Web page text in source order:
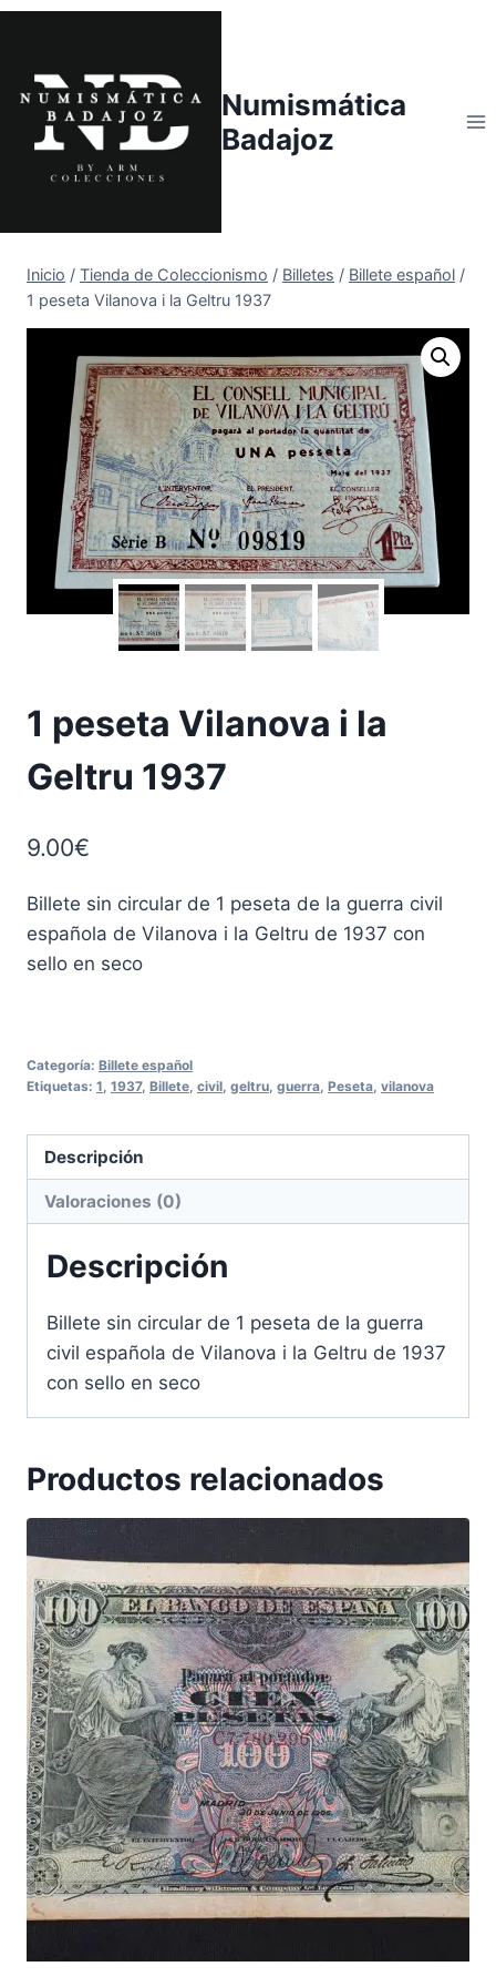
Saltar
contenido
Numismática
Badajoz
Inicio / Tienda de Coleccionismo / Billetes / Billete español /
1 peseta Vilanova i la Geltru 1937
1 peseta Vilanova i la
Geltru 1937
9.00€
Billete sin circular de 1 peseta de la guerra civil
española de Vilanova i la Geltru de 1937 con
sello en seco
Categoría: Billete español
Etiquetas: 1 1937, Billete civil geltru guerra Peseta vilanova
Descripción
Valoraciones (0)
Descripción
Billete sin circular de 1 peseta de la guerra
civil española de Vilanova i la Geltru de 1937
con sello en seco
Productos relacionados